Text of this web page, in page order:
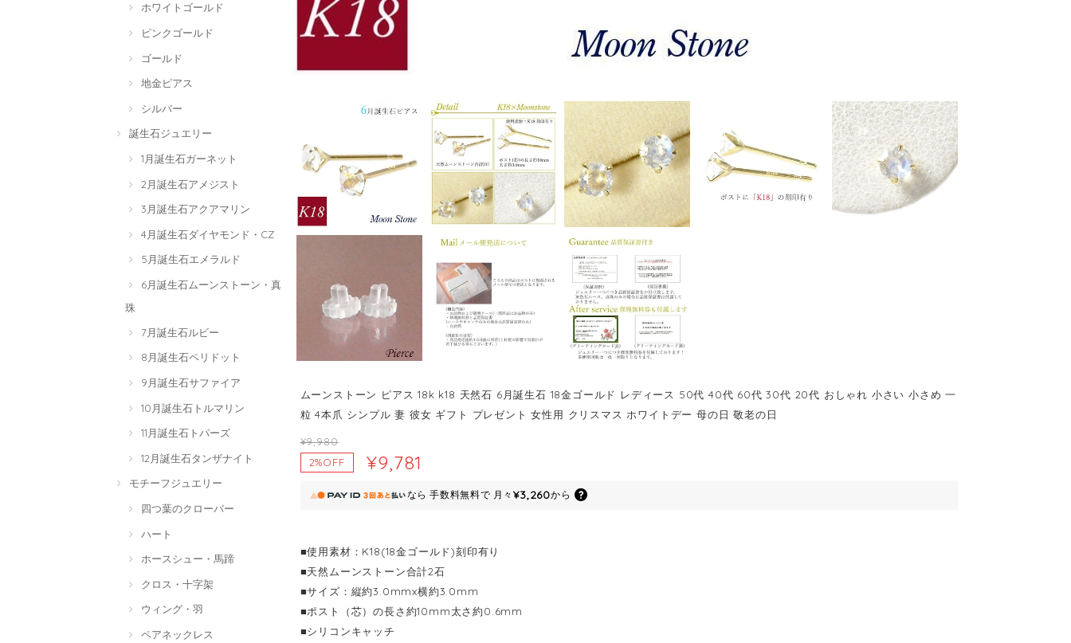
ホワイトゴールド
ピンクゴールド
ゴールド
地金ピアス
シルバー
誕生石ジュエリー
1月誕生石ガーネット
2月誕生石アメジスト
3月誕生石アクアマリン
4月誕生石ダイヤモンド・CZ
5月誕生石エメラルド
6月誕生石ムーンストーン・真
珠
7月誕生石ルビー
8月誕生石ペリドット
9月誕生石サファイア
10月誕生石トルマリン
11月誕生石トパーズ
12月誕生石タンザナイト
モチーフジュエリー
四つ葉のクローバー
ハート
ホースシュー・馬蹄
クロス・十字架
ウィング・羽
ペアネックレス
ムーンストーン ピアス 18k k18 天然石 6月誕生石 18金ゴールド レディース 50代 40代 60代 30代 20代 おしゃれ 小さい 小さめ 一
粒 4本爪 シンプル 妻 彼女 ギフト プレゼント 女性用 クリスマス ホワイトデー 母の日 敬老の日
¥9,980
2%OFF
¥9,781
なら 手数料無料で 月々¥3,260から
■使用素材：K18(18金ゴールド)刻印有り
■天然ムーンストーン合計2石
■サイズ：縦約3.0mmx横約3.0mm
■ポスト（芯）の長さ約10mm太さ約0.6mm
■シリコンキャッチ